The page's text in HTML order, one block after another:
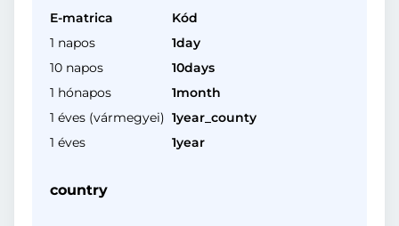
E-matrica
Kód
1 napos
1day
10 napos
10days
1 hónapos
1month
1 éves (vármegyei) 1year_county
1 éves
1year
country